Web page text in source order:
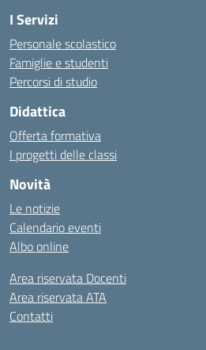
I Servizi
Personale scolastico
Famiglie e studenti
Percorsi di studio
Didattica
Offerta formativa
I progetti delle classi
Novità
Le notizie
Calendario eventi
Albo online
Area riservata Docenti
Area riservata ATA
Contatti